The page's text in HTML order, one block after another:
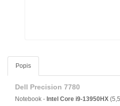
Popis
Dell Precision 7780
Notebook - Intel Core i9-13950HX